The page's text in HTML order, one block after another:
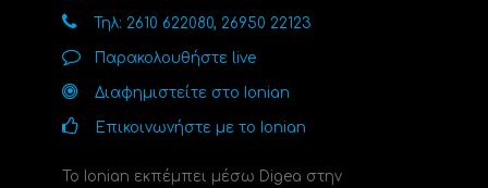
Τηλ: 2610 622080, 26950 22123
Παρακολουθήστε live
Διαφημιστείτε στο Ionian
Επικοινωνήστε με το Ionian
Το Ionian εκπέμπει μέσω Digea στην